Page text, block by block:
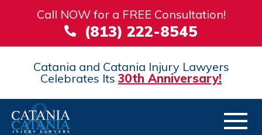
Call NOW for a FREE Consultation!
(813) 222-8545
Catania and Catania Injury Lawyers
Celebrates Its 30th Anniversary!